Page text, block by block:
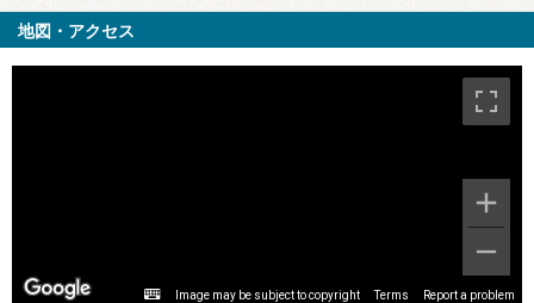
地図・アクセス
Image may be subject to copyright Terms Report a problem